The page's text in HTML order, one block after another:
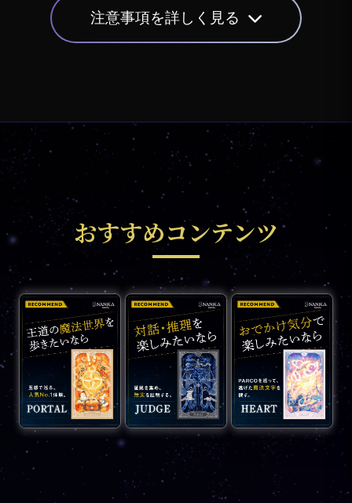
注意事項を詳しく見る
おすすめコンテンツ